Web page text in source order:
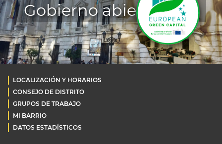
Gobierno abierto OLD
LOCALIZACIÓN Y HORARIOS
CONSEJO DE DISTRITO
GRUPOS DE TRABAJO
MI BARRIO
DATOS ESTADÍSTICOS